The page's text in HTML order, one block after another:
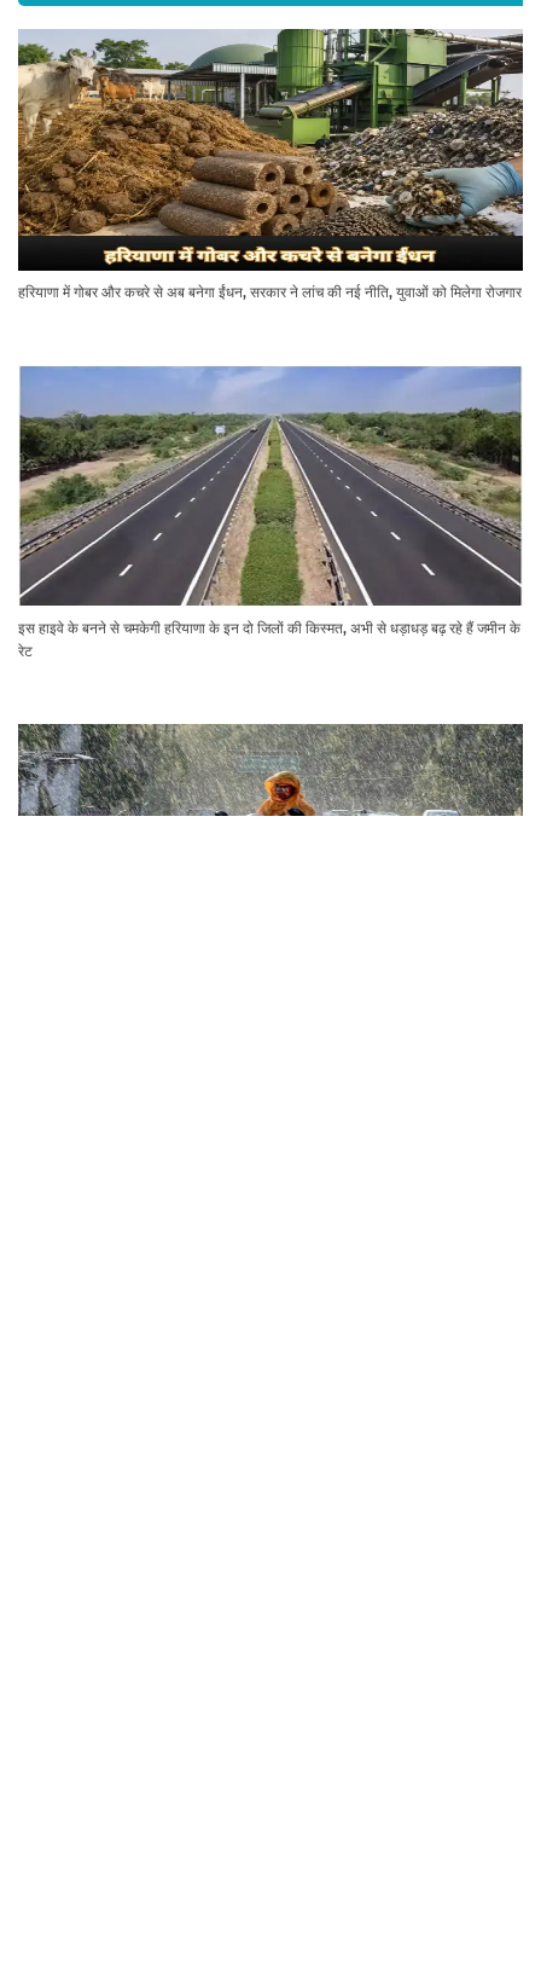
हरियाणा में गोबर और कचरे से अब बनेगा ईंधन, सरकार ने लांच की नई नीति, युवाओं को मिलेगा रोजगार
इस हाइवे के बनने से चमकेगी हरियाणा के इन दो जिलों की किस्मत, अभी से धड़ाधड़ बढ़ रहे हैं जमीन के
रेट